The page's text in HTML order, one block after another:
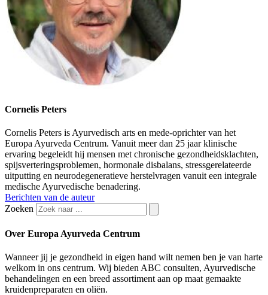
Cornelis Peters
Cornelis Peters is Ayurvedisch arts en mede-oprichter van het
Europa Ayurveda Centrum. Vanuit meer dan 25 jaar klinische
ervaring begeleidt hij mensen met chronische gezondheidsklachten,
spijsverteringsproblemen, hormonale disbalans, stressgerelateerde
uitputting en neurodegeneratieve herstelvragen vanuit een integrale
medische Ayurvedische benadering.
Berichten van de auteur
Zoeken
Over Europa Ayurveda Centrum
Wanneer jij je gezondheid in eigen hand wilt nemen ben je van harte
welkom in ons centrum. Wij bieden ABC consulten, Ayurvedische
behandelingen en een breed assortiment aan op maat gemaakte
kruidenpreparaten en oliën.